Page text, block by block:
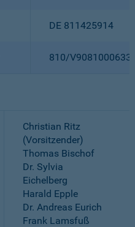
DE 811425914
810/
Christian Ritz
(Vorsitzender)
Thomas Bischof
Dr. Sylvia
Eichelberg
Harald Epple
Dr. Andreas Eurich
Frank Lamsfuß